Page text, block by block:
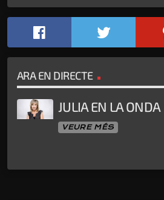
ARA EN DIRECTE
JULIA EN LA ONDA
VEURE MÉS